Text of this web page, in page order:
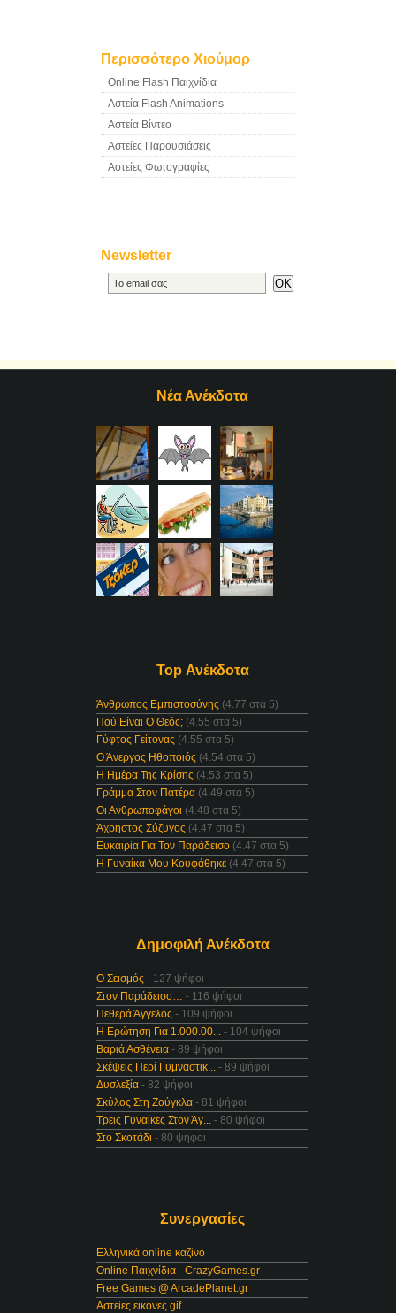
Περισσότερο Χιούμορ
Online Flash Παιχνίδια
Αστεία Flash Animations
Αστεία Βίντεο
Αστείες Παρουσιάσεις
Αστείες Φωτογραφίες
Newsletter
Νέα Ανέκδοτα
Top Ανέκδοτα
Άνθρωπος Εμπιστοσύνης (4.77 στα 5)
Πού Είναι Ο Θεός; (4.55 στα 5)
Γύφτος Γείτονας (4.55 στα 5)
Ο Άνεργος Ηθοποιός (4.54 στα 5)
Η Ημέρα Της Κρίσης (4.53 στα 5)
Γράμμα Στον Πατέρα (4.49 στα 5)
Οι Ανθρωποφάγοι (4.48 στα 5)
Άχρηστος Σύζυγος (4.47 στα 5)
Ευκαιρία Για Τον Παράδεισο (4.47 στα 5)
Η Γυναίκα Μου Κουφάθηκε (4.47 στα 5)
Δημοφιλή Ανέκδοτα
Ο Σεισμός - 127 ψήφοι
Στον Παράδεισο… - 116 ψήφοι
Πεθερά Άγγελος - 109 ψήφοι
Η Ερώτηση Για 1.000.00... - 104 ψήφοι
Βαριά Ασθένεια - 89 ψήφοι
Σκέψεις Περί Γυμναστικ... - 89 ψήφοι
Δυσλεξία - 82 ψήφοι
Σκύλος Στη Ζούγκλα - 81 ψήφοι
Τρεις Γυναίκες Στον Άγ... - 80 ψήφοι
Στο Σκοτάδι - 80 ψήφοι
Συνεργασίες
Ελληνικά online καζίνο
Online Παιχνίδια - CrazyGames.gr
Free Games @ ArcadePlanet.gr
Αστείες εικόνες gif